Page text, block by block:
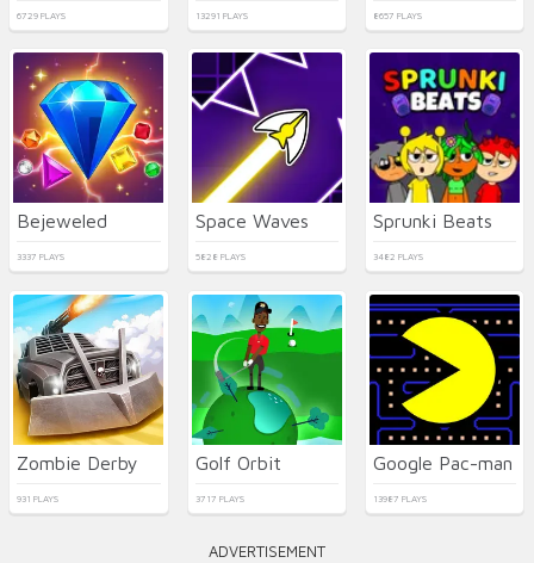
6729 PLAYS 13291 PLAYS 8657 PLAYS
Bejeweled
3337 PLAYS
Space Waves
5828 PLAYS
Sprunki Beats
3482 PLAYS
Zombie Derby
931 PLAYS
Golf Orbit
3717 PLAYS
Google Pac-man
13987 PLAYS
ADVERTISEMENT